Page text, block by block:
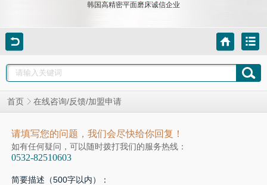
韩国高精密平面磨床诚信企业
首页 在线咨询/反馈/加盟申请
请填写您的问题，我们会尽快给你回复！
如有任何疑问，可以随时拨打我们的服务热线：
0532-82510603
简要描述（500字以内）：